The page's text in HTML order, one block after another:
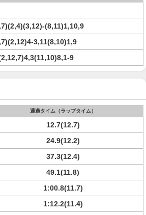
(8,11)1,10,9
3,11(8,10)1,9
9
通過タイム（ラップタイム）
12.7(12.7)
24.9(12.2)
37.3(12.4)
49.1(11.8)
1:00.8(11.7)
1:12.2(11.4)